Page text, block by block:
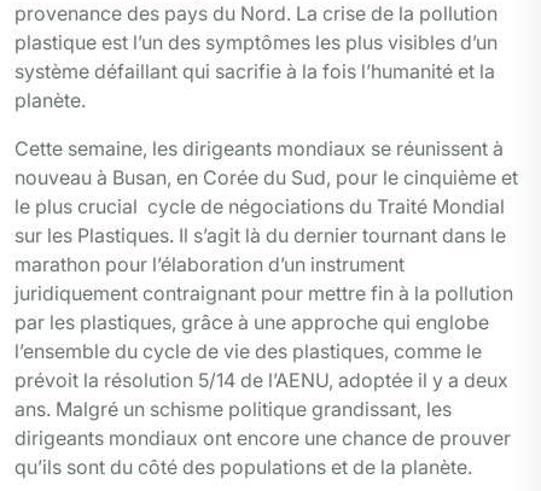
provenance des pays du Nord. La crise de la pollution
plastique est l’un des symptômes les plus visibles d’un
système défaillant qui sacrifie à la fois l’humanité et la
planète.
Cette semaine, les dirigeants mondiaux se réunissent à
nouveau à Busan, en Corée du Sud, pour le cinquième et
le plus crucial cycle de négociations du Traité Mondial
sur les Plastiques. Il s’agit là du dernier tournant dans le
marathon pour l’élaboration d’un instrument
juridiquement contraignant pour mettre fin à la pollution
par les plastiques, grâce à une approche qui englobe
l’ensemble du cycle de vie des plastiques, comme le
prévoit la résolution 5/14 de l’AENU, adoptée il y a deux
ans. Malgré un schisme politique grandissant, les
dirigeants mondiaux ont encore une chance de prouver
qu’ils sont du côté des populations et de la planète.